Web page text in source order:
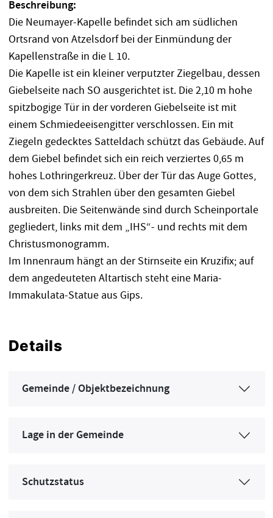
Beschreibung:
Die Neumayer-Kapelle befindet sich am südlichen
Ortsrand von Atzelsdorf bei der Einmündung der
Kapellenstraße in die L 10.
Die Kapelle ist ein kleiner verputzter Ziegelbau, dessen
Giebelseite nach SO ausgerichtet ist. Die 2,10 m hohe
spitzbogige Tür in der vorderen Giebelseite ist mit
einem Schmiedeeisengitter verschlossen. Ein mit
Ziegeln gedecktes Satteldach schützt das Gebäude. Auf
dem Giebel befindet sich ein reich verziertes 0,65 m
hohes Lothringerkreuz. Über der Tür das Auge Gottes,
von dem sich Strahlen über den gesamten Giebel
ausbreiten. Die Seitenwände sind durch Scheinportale
gegliedert, links mit dem „IHS“- und rechts mit dem
Christusmonogramm.
Im Innenraum hängt an der Stirnseite ein Kruzifix; auf
dem angedeuteten Altartisch steht eine Maria-
Immakulata-Statue aus Gips.
Details
Gemeinde / Objektbezeichnung
Lage in der Gemeinde
Schutzstatus